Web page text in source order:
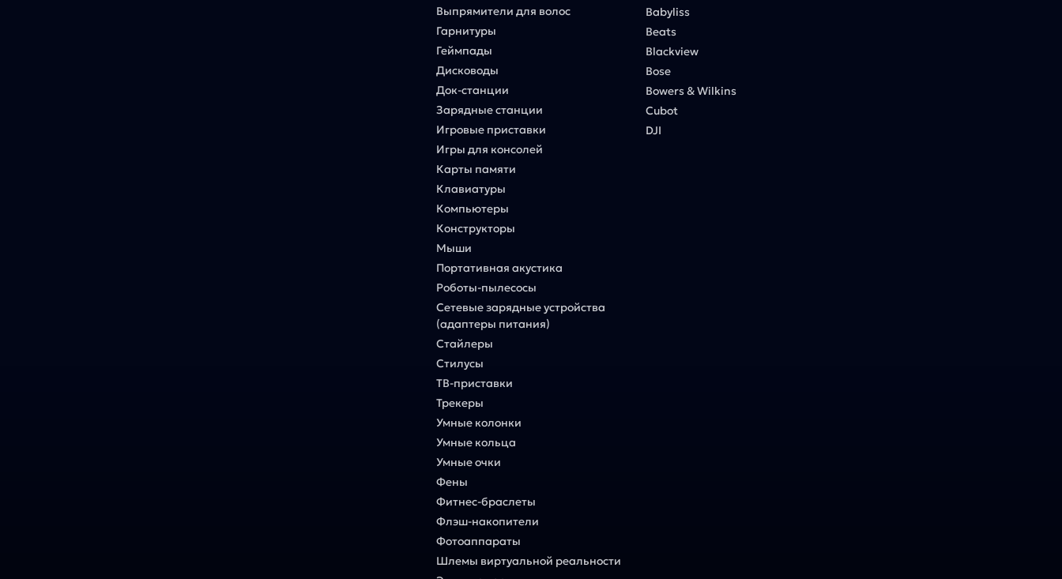
Выпрямители для волос
Гарнитуры
Геймпады
Дисководы
Док-станции
Зарядные станции
Игровые приставки
Игры для консолей
Карты памяти
Клавиатуры
Компьютеры
Конструкторы
Мыши
Портативная акустика
Роботы-пылесосы
Сетевые зарядные устройства
(адаптеры питания)
Стайлеры
Стилусы
ТВ-приставки
Трекеры
Умные колонки
Умные кольца
Умные очки
Фены
Фитнес-браслеты
Флэш-накопители
Фотоаппараты
Шлемы виртуальной реальности
Babyliss
Beats
Blackview
Bose
Bowers & Wilkins
Cubot
DJI